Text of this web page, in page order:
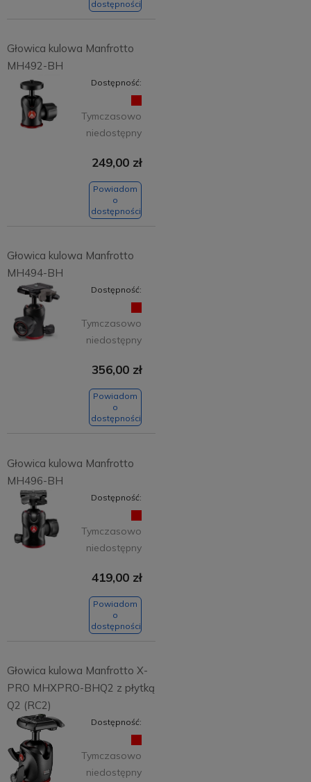
dostępności
Głowica kulowa Manfrotto
MH492-BH
Dostępność:
Tymczasowo
niedostępny
249,00 zł
Powiadom
o
dostępności
Głowica kulowa Manfrotto
MH494-BH
Dostępność:
Tymczasowo
niedostępny
356,00 zł
Powiadom
o
dostępności
Głowica kulowa Manfrotto
MH496-BH
Dostępność:
Tymczasowo
niedostępny
419,00 zł
Powiadom
o
dostępności
Głowica kulowa Manfrotto X-
PRO MHXPRO-BHQ2 z płytką
Q2 (RC2)
Dostępność:
Tymczasowo
niedostępny